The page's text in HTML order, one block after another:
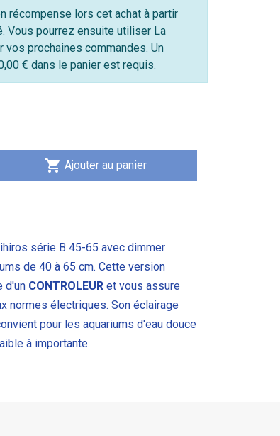
récompense lors cet achat à partir
Vous pourrez ensuite utiliser La
vos prochaines commandes. Un
€ dans le panier est requis.
shopping_cart Ajouter au panier
série B 45-65 avec dimmer
de 40 à 65 cm. Cette version
d'un CONTROLEUR et vous assure
normes électriques. Son éclairage
pour les aquariums d'eau douce
à importante.